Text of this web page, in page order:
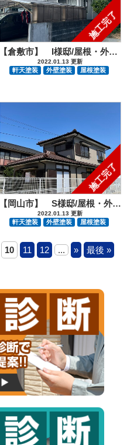
施工完了
【倉敷市】 I様邸/屋根・外部塗装工事
2022.01.13 更新
軒天塗装 外壁塗装 屋根塗装
施工完了
【岡山市】 S様邸/屋根・外部塗装工事
2022.01.13 更新
軒天塗装 外壁塗装 屋根塗装
10 11 12 ... » 最後 »